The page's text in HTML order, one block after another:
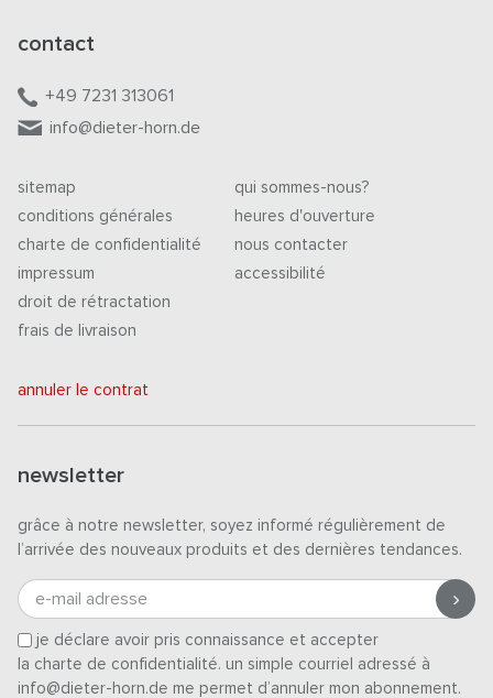
contact
+49 7231 313061
info@dieter-horn.de
sitemap
conditions générales
charte de confidentialité
impressum
droit de rétractation
frais de livraison
qui sommes-nous?
heures d'ouverture
nous contacter
accessibilité
annuler le contrat
newsletter
grâce à notre newsletter, soyez informé régulièrement de
l’arrivée des nouveaux produits et des dernières tendances.
e-mail adresse
je déclare avoir pris connaissance et accepter
la charte de confidentialité. un simple courriel adressé à
info@dieter-horn.de me permet d’annuler mon abonnement.